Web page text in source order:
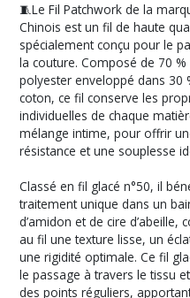
🧵Le Fil Patchwork de la
Chinois est un fil de haute
spécialement conçu pour le
la couture. Composé de 70 %
polyester enveloppé dans 30
coton, ce fil conserve les
individuelles de chaque
mélange intime, pour offrir
résistance et une souplesse
Classé en fil glacé n°50, il
traitement unique dans un
d’amidon et de cire d’abeille,
au fil une texture lisse, un
une rigidité optimale. Ce fil
le passage à travers le tissu
des points réguliers,